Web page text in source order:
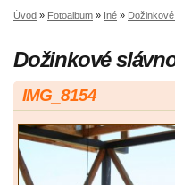
Úvod » Fotoalbum » Iné »
Dožinkové
IMG_8154